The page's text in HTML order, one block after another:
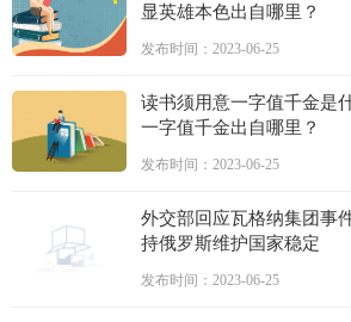
显英雄本色出自哪里？
发布时间：2023-06-25
读书须用意一字值千金是
一字值千金出自哪里？
发布时间：2023-06-25
外交部回应瓦格纳集团事
持俄罗斯维护国家稳定
发布时间：2023-06-25